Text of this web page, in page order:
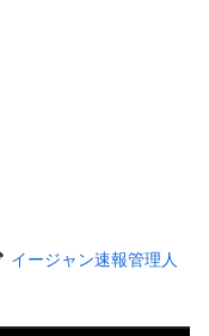
イージャン速報管理人